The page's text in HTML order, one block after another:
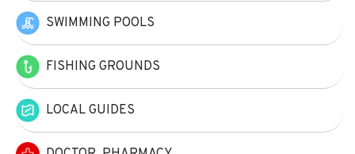
SWIMMING POOLS
FISHING GROUNDS
LOCAL GUIDES